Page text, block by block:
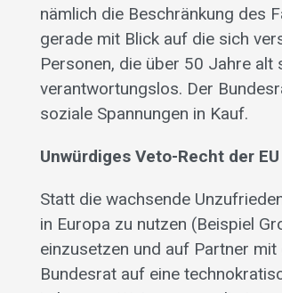
nämlich die Beschränkung des
gerade mit Blick auf die sich
Personen, die über 50 Jahre
verantwortungslos. Der
soziale Spannungen in Kauf.
Unwürdiges Veto-Recht der EU
Statt die wachsende
in Europa zu nutzen (Beispiel
einzusetzen und auf Partner
Bundesrat auf eine